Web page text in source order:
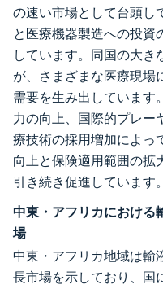
の速い市場として台頭し
と医療機器製造への投資
しています。同国の大き
が、さまざまな医療現場
需要を生み出しています
力の向上、国際的プレー
療技術の採用増加によっ
向上と保険適用範囲の拡
引き続き促進しています。
中東・アフリカにおける
場
中東・アフリカ地域は輸
長市場を示しており、国